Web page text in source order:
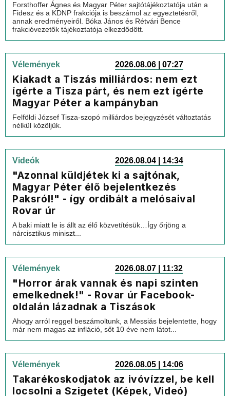
Forsthoffer Ágnes és Magyar Péter sajtótájékoztatója után a
Fidesz és a KDNP frakciója is beszámol az egyeztetésről,
annak eredményeiről. Bóka János és Rétvári Bence
frakcióvezetők tájékoztatója elkezdődött.
Vélemények 2026.08.06 | 07:27
Kiakadt a Tiszás milliárdos: nem ezt
ígérte a Tisza párt, és nem ezt ígérte
Magyar Péter a kampányban
Felföldi József Tisza-szopó milliárdos bejegyzését változtatás
nélkül közöljük.
Videók 2026.08.04 | 14:34
"Azonnal küldjétek ki a sajtónak,
Magyar Péter élő bejelentkezés
Paksról!" - így ordibált a melósaival
Rovar úr
A baki miatt le is állt az élő közvetítésük…Így őrjöng a
nárcisztikus miniszt...
Vélemények 2026.08.07 | 11:32
"Horror árak vannak és napi szinten
emelkednek!" - Rovar úr Facebook-
oldalán lázadnak a Tiszások
Ahogy arról reggel beszámoltunk, a Messiás bejelentette, hogy
már nem magas az infláció, sőt 10 éve nem látot...
Vélemények 2026.08.05 | 14:06
Takarékoskodjatok az ivóvízzel, be kell
locsolni a Szigetet (Képek, Videó)